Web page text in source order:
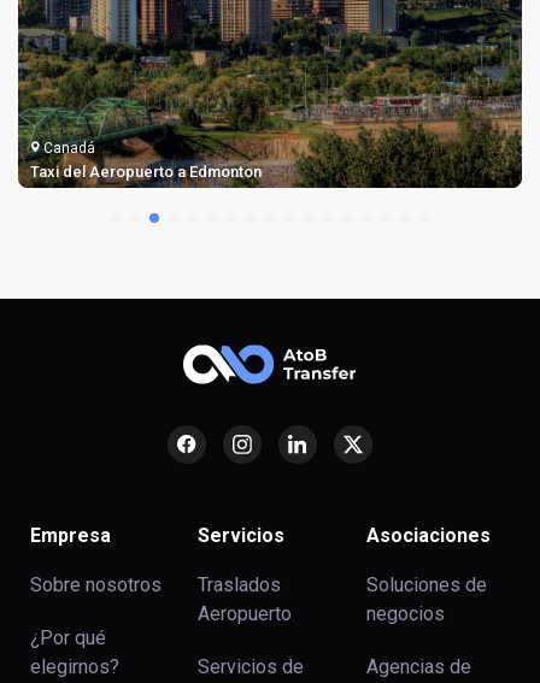
Canadá
Taxi del Aeropuerto a Edmonton
Empresa
Sobre nosotros
¿Por qué
elegirnos?
Servicios
Traslados
Aeropuerto
Servicios de
Asociaciones
Soluciones de
negocios
Agencias de